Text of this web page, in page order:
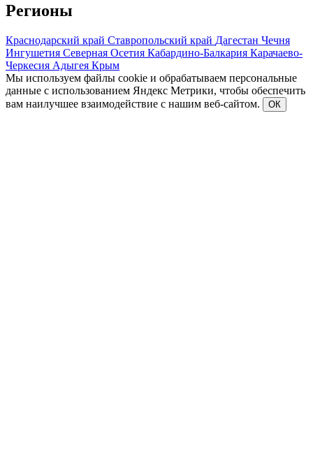
Регионы
Краснодарский край Ставропольский край Дагестан Чечня
Ингушетия Северная Осетия Кабардино-Балкария Карачаево-
Черкесия Адыгея Крым
Мы используем файлы cookie и обрабатываем персональные
данные с использованием Яндекс Метрики, чтобы обеспечить
вам наилучшее взаимодействие с нашим веб-сайтом.
ОК